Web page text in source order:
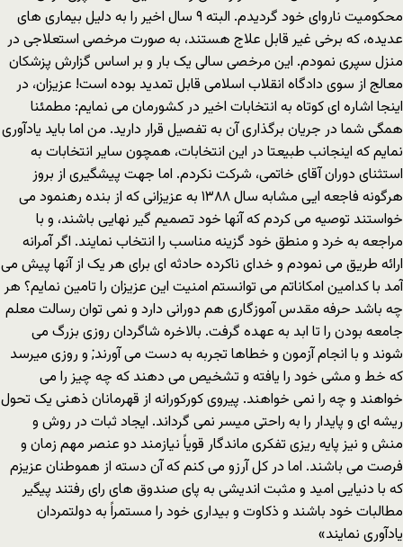
محکومیت ناروای خود گردیدم. البته ۹ سال اخیر را به دلیل بیماری های
عدیده، که برخی غیر قابل علاج هستند، به صورت مرخصی استعلاجی در
منزل سپری نمودم. این مرخصی سالی یک بار و بر اساس گزارش پزشکان
معالج از سوی دادگاه انقلاب اسلامی قابل تمدید بوده است! عزیزان، در
اینجا اشاره ای کوتاه به انتخابات اخیر در کشورمان می نمایم: مطمئنا
همگی شما در جریان برگذاری آن به تفصیل قرار دارید. من اما باید یادآوری
نمایم که اینجانب طبیعتا در این انتخابات، همچون سایر انتخابات به
استثنای دوران آقای خاتمی، شرکت نکردم. اما جهت پیشگیری از بروز
هرگونه فاجعه ایی مشابه سال ۱۳۸۸ به عزیزانی که از بنده رهنمود می
خواستند توصیه می کردم که آنها خود تصمیم گیر نهایی باشند، و با
مراجعه به خرد و منطق خود گزینه مناسب را انتخاب نمایند. اگر آمرانه
ارائه طریق می نمودم و خدای ناکرده حادثه ای برای هر یک از آنها پیش می
آمد با کدامین امکاناتم می توانستم امنیت این عزیزان را تامین نمایم؟ هر
چه باشد حرفه مقدس آموزگاری هم دورانی دارد و نمی توان رسالت معلم
جامعه بودن را تا ابد به عهده گرفت. بالاخره شاگردان روزی بزرگ می
شوند و با انجام آزمون و خطاها تجربه به دست می آورند; و روزی میرسد
که خط و مشی خود را یافته و تشخیص می دهند که چه چیز را می
خواهند و چه را نمی خواهند. پیروی کورکورانه از قهرمانان ذهنی یک تحول
ریشه ای و پایدار را به راحتی میسر نمی گرداند. ایجاد ثبات در روش و
منش و نیز پایه ریزی تفکری ماندگار قویاً نیازمند دو عنصر مهم زمان و
فرصت می باشند. اما در کل آرزو می کنم که آن دسته از هموطنان عزیزم
که با دنیایی امید و مثبت اندیشی به پای صندوق های رای رفتند پیگیر
مطالبات خود باشند و ذکاوت و بیداری خود را مستمراً به دولتمردان
یادآوری نمایند»